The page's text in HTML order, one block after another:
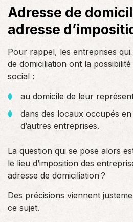
Adresse de
adresse
Pour rappel, les entreprises qui
de domiciliation ont la
social :
au domicile de leur
dans des locaux occupés
d’autres entreprises.
La question qui se pose alors
le lieu d’imposition des
adresse de domiciliation ?
Des précisions viennent
ce sujet.